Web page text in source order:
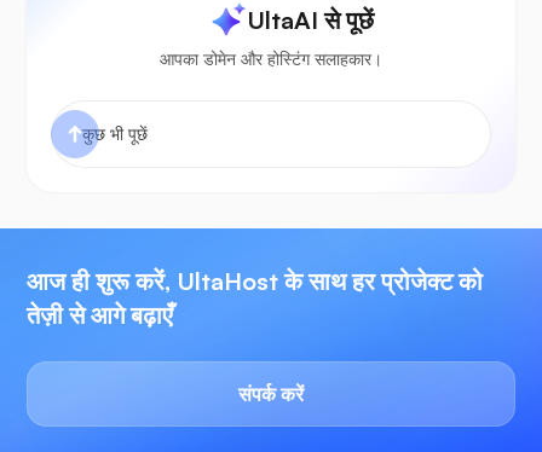
UltaAI से पूछें
आपका डोमेन और होस्टिंग सलाहकार।
आज ही शुरू करें, UltaHost के साथ हर प्रोजेक्ट को
तेज़ी से आगे बढ़ाएँ
संपर्क करें